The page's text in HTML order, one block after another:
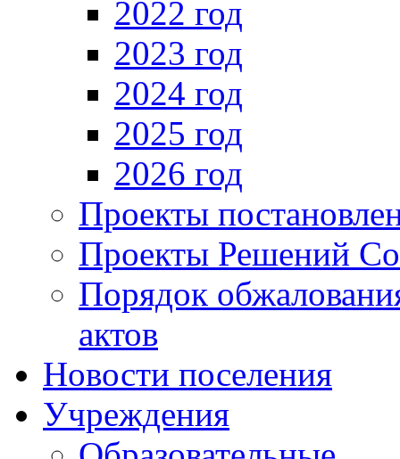
2022 год
2023 год
2024 год
2025 год
2026 год
Проекты
Проекты Решений
Порядок
актов
Новости поселения
Учреждения